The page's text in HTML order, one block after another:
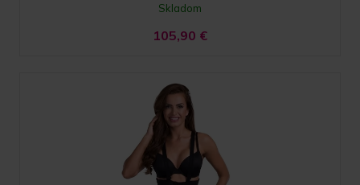
Skladom
105,90 €